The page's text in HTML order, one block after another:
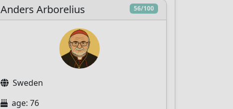
56/100
Anders Arborelius
Sweden
age: 76